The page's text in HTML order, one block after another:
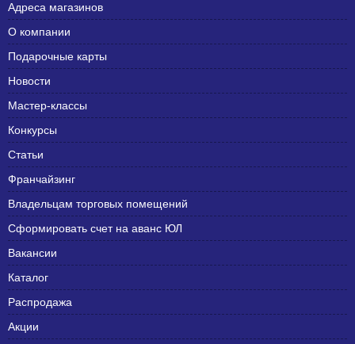
Адреса магазинов
О компании
Подарочные карты
Новости
Мастер-классы
Конкурсы
Статьи
Франчайзинг
Владельцам торговых помещений
Сформировать счет на аванс ЮЛ
Вакансии
Каталог
Распродажа
Акции